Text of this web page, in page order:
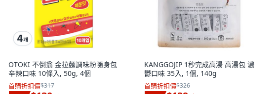
OTOKI 不倒翁 金拉麵調味粉隨身包
辛辣口味 10條入, 50g, 4個
首購折扣價$317
KANGGOJIP 1秒完成高湯 高湯包 濃
鬱口味 35入, 1個, 140g
首購折扣價$326